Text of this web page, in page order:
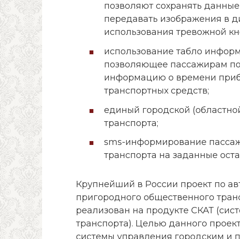
позволяют сохранять
передавать изображения в
использования тревожной
использование табло
позволяющее пассажирам
информацию о времени
транспортных средств;
единый городской
транспорта;
sms-информирование
транспорта на заданные
Крупнейший в России проект по
пригородного общественного
реализован на продукте СКАТ
транспорта). Целью данного
системы управления городским и